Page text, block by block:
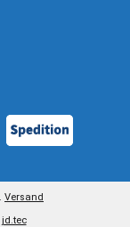
Versand
jd.tec